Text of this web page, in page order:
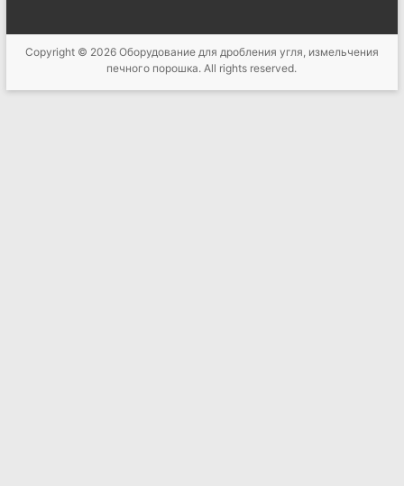
Copyright © 2026 Оборудование для дробления угля, измельчения
печного порошка. All rights reserved.